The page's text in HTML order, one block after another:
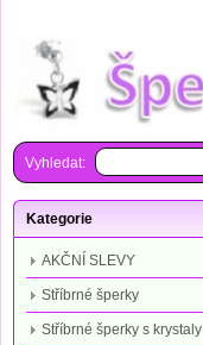
Vyhledat:
Kategorie
AKČNÍ SLEVY
Stříbrné šperky
Stříbrné šperky s krystaly